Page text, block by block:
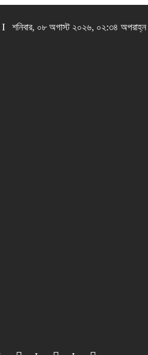
শনিবার, ০৮ অগাস্ট ২০২৬, ০২:৩৪ অপরাহ্ন